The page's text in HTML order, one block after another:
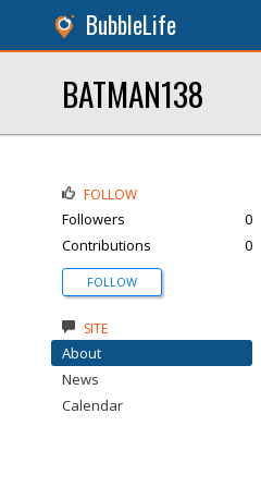
BubbleLife
BATMAN138
FOLLOW
Followers
0
Contributions
0
FOLLOW
SITE
About
News
Calendar